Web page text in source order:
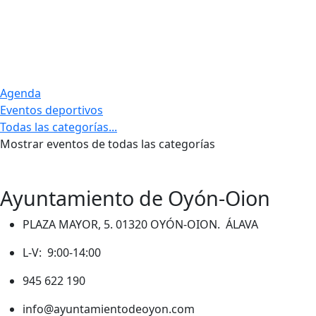
Agenda
Eventos deportivos
Todas las categorías...
Mostrar eventos de todas las categorías
Ayuntamiento de Oyón-Oion
PLAZA MAYOR, 5. 01320 OYÓN-OION. ÁLAVA
L-V: 9:00-14:00
945 622 190
info@ayuntamientodeoyon.com